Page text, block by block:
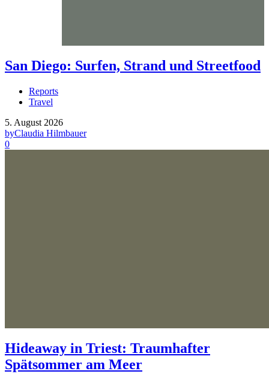
San Diego: Surfen, Strand und Streetfood
Reports
Travel
5. August 2026
byClaudia Hilmbauer
0
Hideaway in Triest: Traumhafter
Spätsommer am Meer